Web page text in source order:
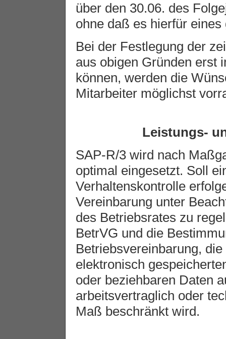
über den 30.06. des
ohne daß es hierfür
Bei der Festlegung der
aus obigen Gründen erst
können, werden die
Mitarbeiter möglichst
Leistungs-
SAP-R/3 wird nach
optimal eingesetzt. Soll
Verhaltenskontrolle
Vereinbarung unter
des Betriebsrates zu
BetrVG und die
Betriebsvereinbarung,
elektronisch
oder beziehbaren Daten
arbeitsvertraglich oder
Maß beschränkt wird.